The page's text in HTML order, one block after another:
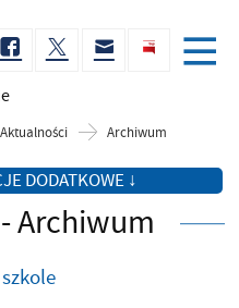
Aktualności Archiwum
DODATKOWE ↓
Archiwum